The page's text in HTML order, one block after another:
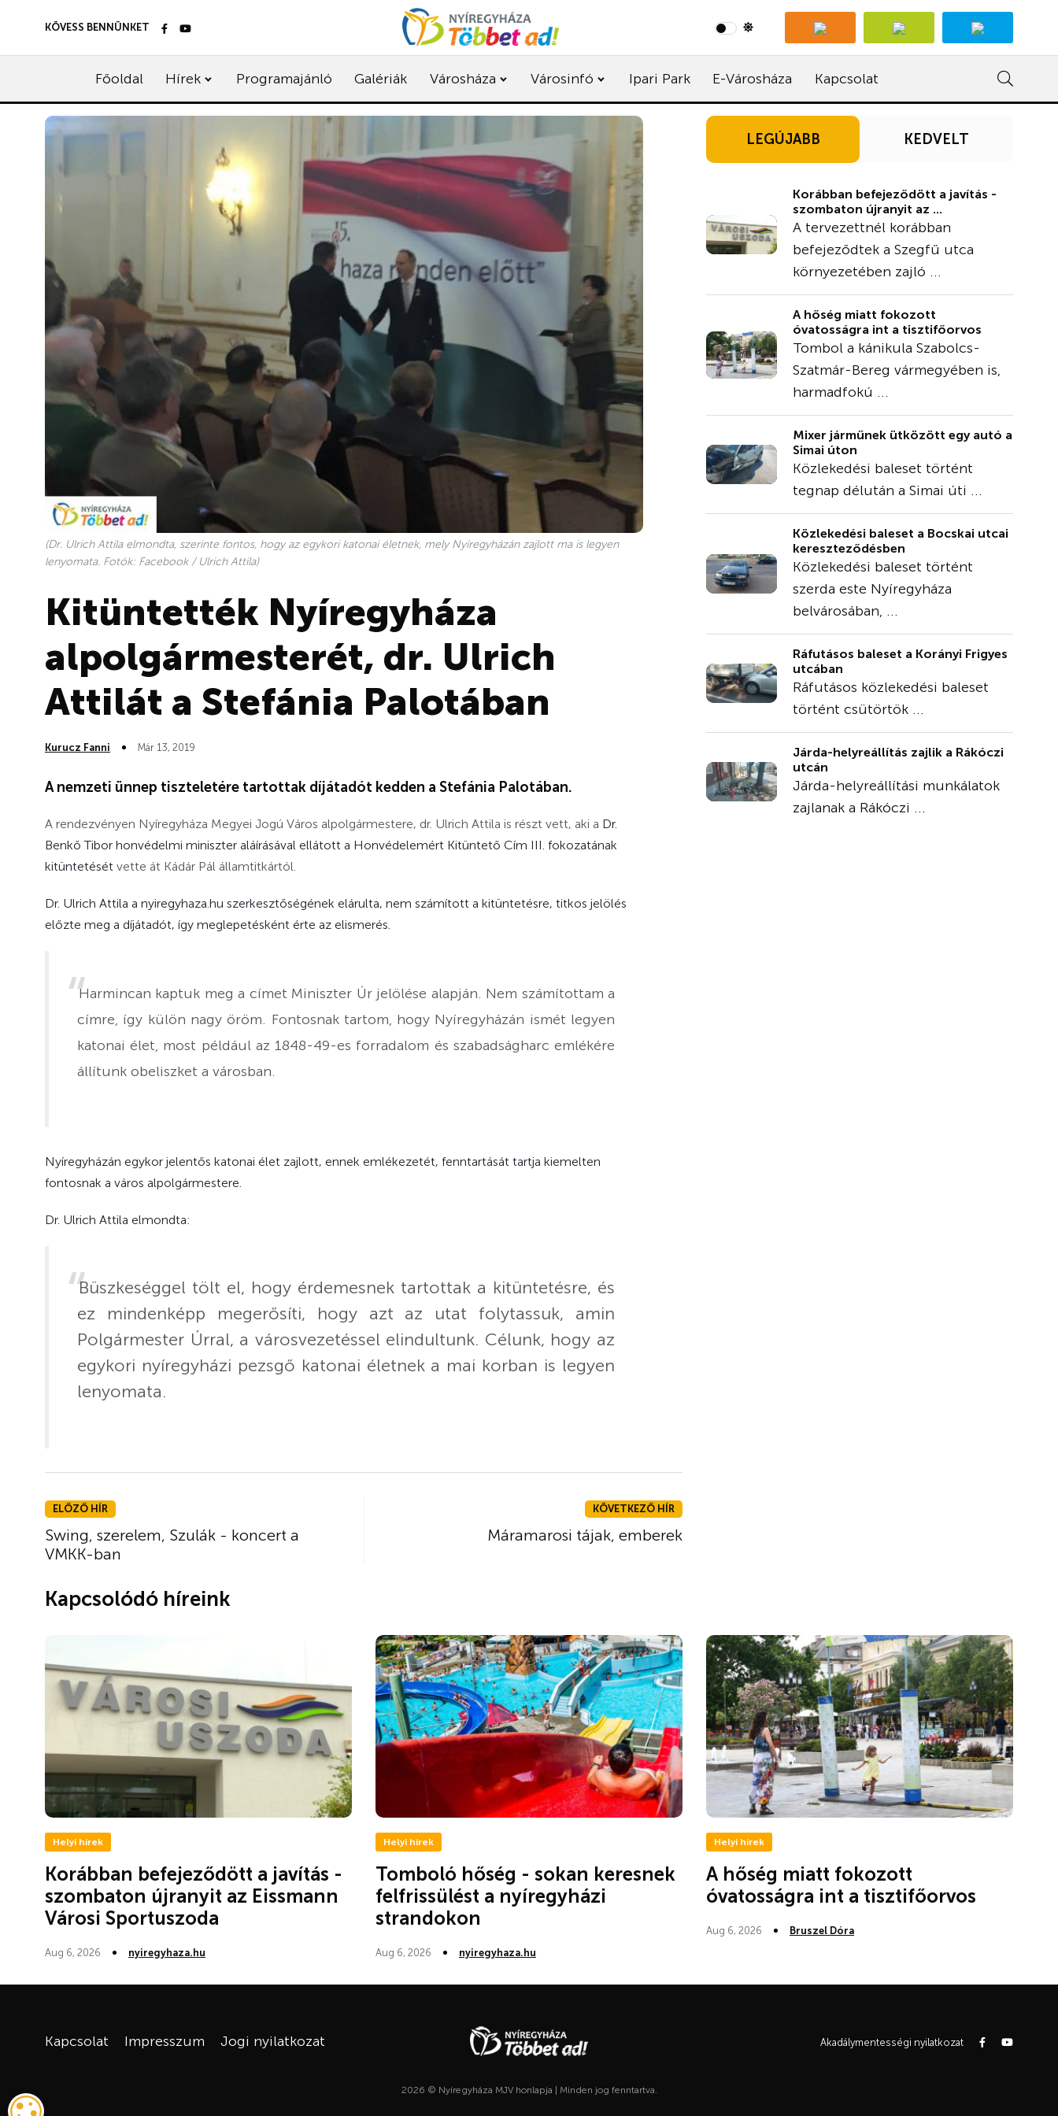
KÖVESS BENNÜNKET
Főoldal Hírek Programajánló Galériák Városháza Városinfó Ipari Park E-Városháza Kapcsolat
(Dr. Ulrich Attila elmondta, szerinte fontos, hogy az egykori katonai életnek, mely Nyíregyházán zajlott ma is legyen
lenyomata. Fotók: Facebook / Ulrich Attila)
Kitüntették Nyíregyháza
alpolgármesterét, dr. Ulrich
Attilát a Stefánia Palotában
Kurucz Fanni Már 13, 2019
A nemzeti ünnep tiszteletére tartottak díjátadót kedden a Stefánia Palotában.
A rendezvényen Nyíregyháza Megyei Jogú Város alpolgármestere, dr. Ulrich Attila is részt vett, aki a Dr.
Benkő Tibor honvédelmi miniszter aláírásával ellátott a Honvédelemért Kitüntető Cím III. fokozatának
kitüntetését vette át Kádár Pál államtitkártól.
Dr. Ulrich Attila a nyiregyhaza.hu szerkesztőségének elárulta, nem számított a kitüntetésre, titkos jelölés
előzte meg a díjátadót, így meglepetésként érte az elismerés.
Harmincan kaptuk meg a címet Miniszter Úr jelölése alapján. Nem számítottam a
címre, így külön nagy öröm. Fontosnak tartom, hogy Nyíregyházán ismét legyen
katonai élet, most például az 1848-49-es forradalom és szabadságharc emlékére
állítunk obeliszket a városban.
Nyíregyházán egykor jelentős katonai élet zajlott, ennek emlékezetét, fenntartását tartja kiemelten
fontosnak a város alpolgármestere.
Dr. Ulrich Attila elmondta:
Büszkeséggel tölt el, hogy érdemesnek tartottak a kitüntetésre, és
ez mindenképp megerősíti, hogy azt az utat folytassuk, amin
Polgármester Úrral, a városvezetéssel elindultunk. Célunk, hogy az
egykori nyíregyházi pezsgő katonai életnek a mai korban is legyen
lenyomata.
ELŐZŐ HÍR
Swing, szerelem, Szulák - koncert a
VMKK-ban
KÖVETKEZŐ HÍR
Máramarosi tájak, emberek
LEGÚJABB KEDVELT
Korábban befejeződött a javítás -
szombaton újranyit az ...
A tervezettnél korábban
befejeződtek a Szegfű utca
környezetében zajló ...
A hőség miatt fokozott
óvatosságra int a tisztifőorvos
Tombol a kánikula Szabolcs-
Szatmár-Bereg vármegyében is,
harmadfokú ...
Mixer járműnek ütközött egy autó a
Simai úton
Közlekedési baleset történt
tegnap délután a Simai úti ...
Közlekedési baleset a Bocskai utcai
kereszteződésben
Közlekedési baleset történt
szerda este Nyíregyháza
belvárosában, ...
Ráfutásos baleset a Korányi Frigyes
utcában
Ráfutásos közlekedési baleset
történt csütörtök ...
Járda-helyreállítás zajlik a Rákóczi
utcán
Járda-helyreállítási munkálatok
zajlanak a Rákóczi ...
Kapcsolódó híreink
Helyi hírek
Korábban befejeződött a javítás -
szombaton újranyit az Eissmann
Városi Sportuszoda
Aug 6, 2026 nyiregyhaza.hu
Helyi hírek
Tomboló hőség - sokan keresnek
felfrissülést a nyíregyházi
strandokon
Aug 6, 2026 nyiregyhaza.hu
Helyi hírek
A hőség miatt fokozott
óvatosságra int a tisztifőorvos
Aug 6, 2026 Bruszel Dóra
Kapcsolat Impresszum Jogi nyilatkozat Akadálymentességi nyilatkozat
2026 © Nyíregyháza MJV honlapja | Minden jog fenntartva.